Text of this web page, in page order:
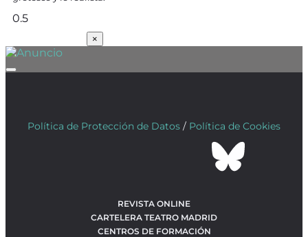
×
Política de Protección de Datos / Política de Cookies
REVISTA ONLINE
CARTELERA TEATRO MADRID
CENTROS DE FORMACIÓN